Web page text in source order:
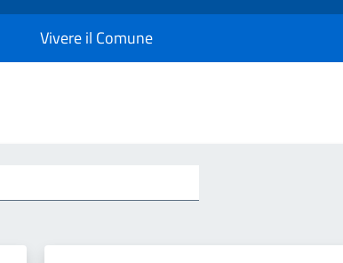
Vivere il Comune